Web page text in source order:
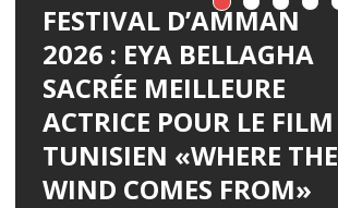
FESTIVAL D’AMMAN
2026 : EYA BELLAGHA
SACRÉE MEILLEURE
ACTRICE POUR LE FILM
TUNISIEN «WHERE THE
WIND COMES FROM»